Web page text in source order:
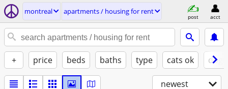
montreal apartments / housing for rent
post acct
+ price beds baths type cats ok
newest